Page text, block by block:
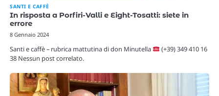
SANTI E CAFFÈ
In risposta a Porfiri-Valli e Eight-Tosatti: siete in
errore
8 Gennaio 2024
Santi e caffè – rubrica mattutina di don Minutella
(+39) 349 410 16
38 Nessun post correlato.